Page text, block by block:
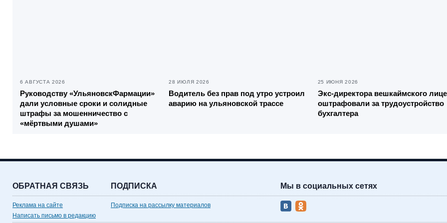
6 АВГУСТА 2026
Руководству «УльяновскФармации»
дали условные сроки и солидные
штрафы за мошенничество с
«мёртвыми душами»
28 ИЮЛЯ 2026
Водитель без прав под утро устроил
аварию на ульяновской трассе
25 ИЮНЯ 2026
Экс-директора вешкаймского
оштрафовали за трудоустройство
бухгалтера
ОБРАТНАЯ СВЯЗЬ
Реклама на сайте
Написать письмо в редакцию
ПОДПИСКА
Подписка на рассылку материалов
Мы в социальных сетях